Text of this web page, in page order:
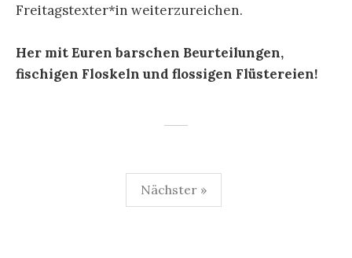
Freitagstexter*in weiterzureichen.
Her mit Euren barschen Beurteilungen,
fischigen Floskeln und flossigen Flüstereien!
Seitennummerierung
Nächster »